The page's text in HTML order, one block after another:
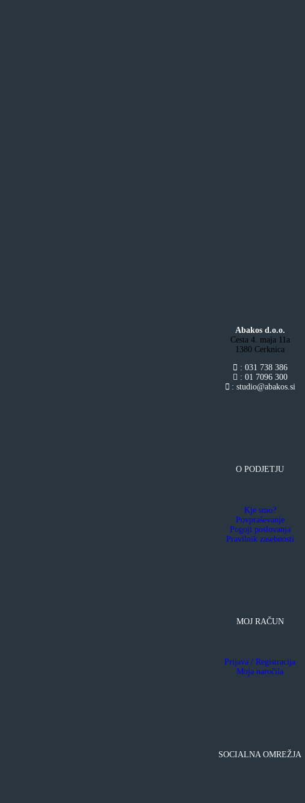
Abakos d.o.o.
Cesta 4. maja 11a
1380 Cerknica
: 031 738 386
: 01 7096 300
: studio@abakos.si
O PODJETJU
Kje smo?
Povpraševanje
Pogoji poslovanja
Pravilnik zasebnosti
MOJ RAČUN
Prijava / Registracija
Moja naročila
SOCIALNA OMREŽJA